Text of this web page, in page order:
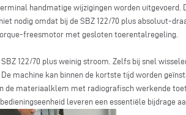
handmatige wijzigingen worden
nodig omdat bij de SBZ 122/70 plus absoluut-
freesmotor met gesloten toerentalregeling.
122/70 plus weinig stroom. Zelfs bij snel
machine kan binnen de kortste tijd worden
de materiaalklem met radiografisch werkende
leveren een essentiële bijdrage